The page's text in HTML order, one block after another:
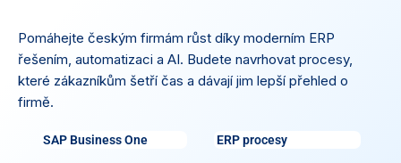
Pomáhejte českým firmám růst díky moderním ERP
řešením, automatizaci a AI. Budete navrhovat procesy,
které zákazníkům šetří čas a dávají jim lepší přehled o
firmě.
SAP Business One ERP procesy